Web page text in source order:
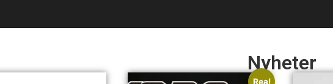
Nyheter
Rea!